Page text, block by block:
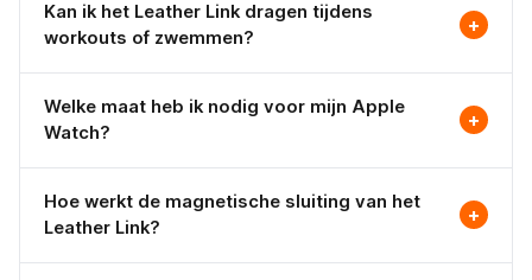
leer, gesneden en gevormd tot afzonderlijke
schakelstukken. Het leer ontwikkelt bij regelmatig
gebruik een natuurlijke patina. Zoals alle leren Apple
Watch-bandjes is het niet geschikt voor veganisten en
mag het niet worden blootgesteld aan water of
Kan ik het Leather Link dragen tijdens
workouts of zwemmen?
+
verzwakt en na verloop van tijd verkleuringen
veroorzaakt. Het Leather Link is ontworpen voor
dagelijks en smart-casual gebruik, niet voor sport of
blootstelling aan water. Voor workouts of zwemmen is
een Sport Band, Sport Loop of Alpine Loop de juiste
Welke maat heb ik nodig voor mijn Apple
Watch?
+
opdeze pagina.
Hoe werkt de magnetische sluiting van het
Leather Link?
+